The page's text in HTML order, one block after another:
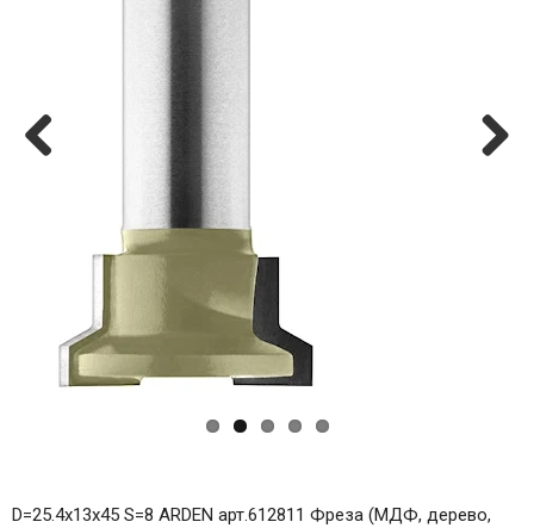
D=25.4x13x45 S=8 ARDEN арт.612811 Фреза (МДФ, дерево,